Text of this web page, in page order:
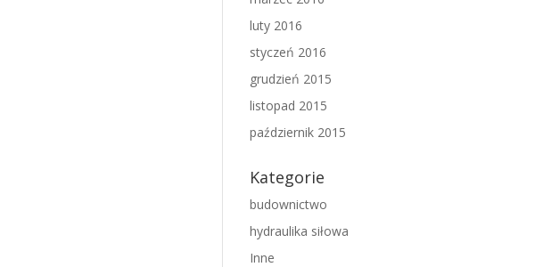
luty 2016
styczeń 2016
grudzień 2015
listopad 2015
październik 2015
Kategorie
budownictwo
hydraulika siłowa
Inne